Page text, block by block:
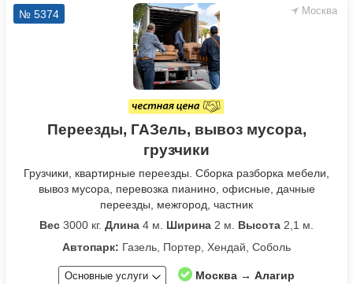
Москва
№ 5374
Переезды, ГАЗель, вывоз мусора,
грузчики
Грузчики, квартирные переезды. Сборка разборка мебели,
вывоз мусора, перевозка пианино, офисные, дачные
переезды, межгород, частник
Вес 3000 кг. Длина 4 м. Ширина 2 м. Высота 2,1 м.
Автопарк: Газель, Портер, Хендай, Соболь
Основные услуги Москва → Алагир